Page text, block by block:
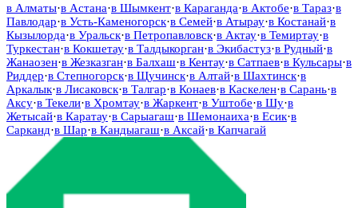
в Алматы·в Астана·в Шымкент·в Караганда·в Актобе·в Тараз·в
Павлодар·в Усть-Каменогорск·в Семей·в Атырау·в Костанай·в
Кызылорда·в Уральск·в Петропавловск·в Актау·в Темиртау·в
Туркестан·в Кокшетау·в Талдыкорган·в Экибастуз·в Рудный·в
Жанаозен·в Жезказган·в Балхаш·в Кентау·в Сатпаев·в Кульсары·в
Риддер·в Степногорск·в Щучинск·в Алтай·в Шахтинск·в
Аркалык·в Лисаковск·в Талгар·в Конаев·в Каскелен·в Сарань·в
Аксу·в Текели·в Хромтау·в Жаркент·в Уштобе·в Шу·в
Жетысай·в Каратау·в Сарыагаш·в Шемонаиха·в Есик·в
Сарканд·в Шар·в Кандыагаш·в Аксай·в Капчагай